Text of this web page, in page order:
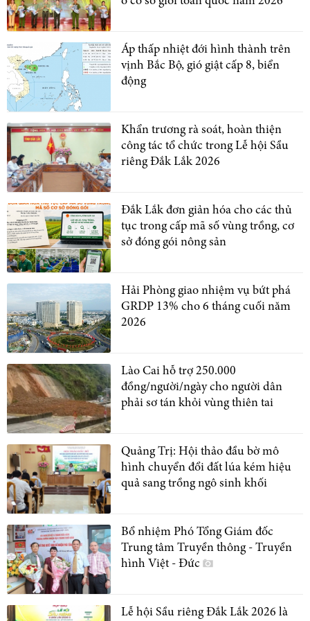
Áp thấp nhiệt đới hình thành trên
vịnh Bắc Bộ, gió giật cấp 8, biển
động
Khẩn trương rà soát, hoàn thiện
công tác tổ chức trong Lễ hội Sầu
riêng Đắk Lắk 2026
Đắk Lắk đơn giản hóa cho các thủ
tục trong cấp mã số vùng trồng, cơ
sở đóng gói nông sản
Hải Phòng giao nhiệm vụ bứt phá
GRDP 13% cho 6 tháng cuối năm
2026
Lào Cai hỗ trợ 250.000
đồng/người/ngày cho người dân
phải sơ tán khỏi vùng thiên tai
Quảng Trị: Hội thảo đầu bờ mô
hình chuyển đổi đất lúa kém hiệu
quả sang trồng ngô sinh khối
Bổ nhiệm Phó Tổng Giám đốc
Trung tâm Truyền thông - Truyền
hình Việt - Đức
Lễ hội Sầu riêng Đắk Lắk 2026 là